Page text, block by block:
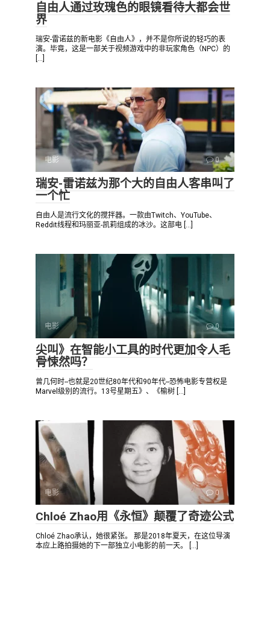
自由人通过玫瑰色的眼镜看待大都会世
界
瑞安-雷诺兹的新电影《自由人》，并不是你所说的轻巧的表
演。毕竟，这是一部关于视频游戏中的非玩家角色（NPC）的
[…]
电影 0
瑞安-雷诺兹为那个大的自由人客串叫了
一个忙
自由人是流行文化的搅拌器。一款由Twitch、YouTube、
Reddit线程和玛丽亚-凯莉组成的冰沙。这部电 […]
电影 0
尖叫》在智能小工具的时代更加令人毛
骨悚然吗？
曾几何时--也就是20世纪80年代和90年代--恐怖电影专营权是
Marvel级别的流行。13号星期五》、《榆树 […]
电影 0
Chloé Zhao用《永恒》颠覆了奇迹公式
Chloé Zhao承认，她很紧张。 那是2018年夏天，在这位导演
本应上路拍摄她的下一部独立小电影的前一天。 […]